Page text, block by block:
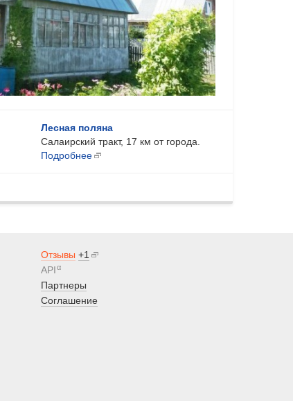
Лесная поляна
Салаирский тракт, 17 км от города.
Подробнее
Отзывы +1
APIα
Партнеры
Соглашение